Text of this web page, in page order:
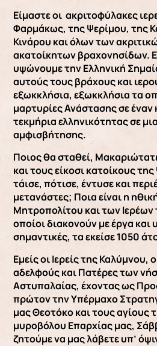
Είμαστε οι ακριτοφύλακες
Φαρμάκως, της Ψερίμου, της
Κινάρου και όλων των
ακατοίκητων βραχονησίδων.
υψώνουμε την Ελληνική
αυτούς τους βράχους και
εξωκκλήσια, εξωκκλήσια τα
μαρτυρίες Ανάστασης σε
τεκμήρια ελληνικότητας σε
αμφισβήτησης.
Ποιος θα σταθεί,
και τους είκοσι κατοίκους
τάισε, πότισε, έντυσε και
μετανάστες; Ποια είναι η
Μητροπολίτου και των
οποίοι διακονούν με έργα και
σημαντικές, τα εκείσε 1050
Εμείς οι Ιερείς της
αδελφούς και Πατέρες των
Αστυπαλαίας, έχοντας ως
πρώτον την Υπέρμαχο
μας Θεοτόκο και τους αγίους
μυροβόλου Επαρχίας μας,
ζητούμε να μας λάβετε υπ’